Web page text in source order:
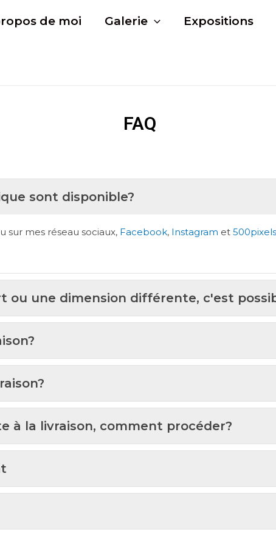
de moi Galerie Expositions
FAQ
sont disponible?
sur mes réseau sociaux, Facebook, Instagram et 500pixels
ou une dimension différente, c'est
à la livraison, comment procéder?